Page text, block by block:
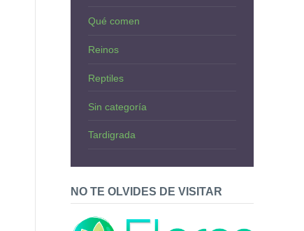
Qué comen
Reinos
Reptiles
Sin categoría
Tardigrada
NO TE OLVIDES DE VISITAR